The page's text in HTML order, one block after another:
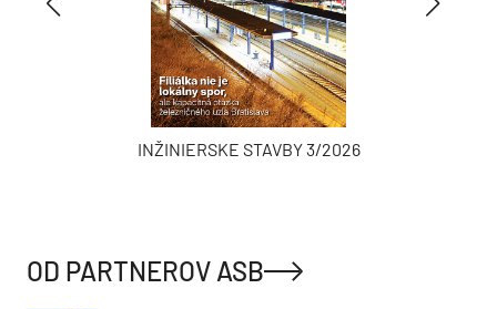
INŽINIERSKE STAVBY 3/2026
OD PARTNEROV ASB